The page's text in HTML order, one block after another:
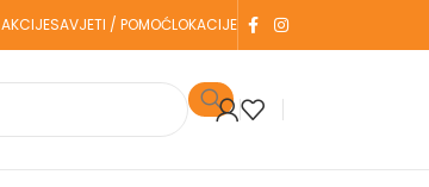
AKCIJESAVJETI / POMOĆLOKACIJE